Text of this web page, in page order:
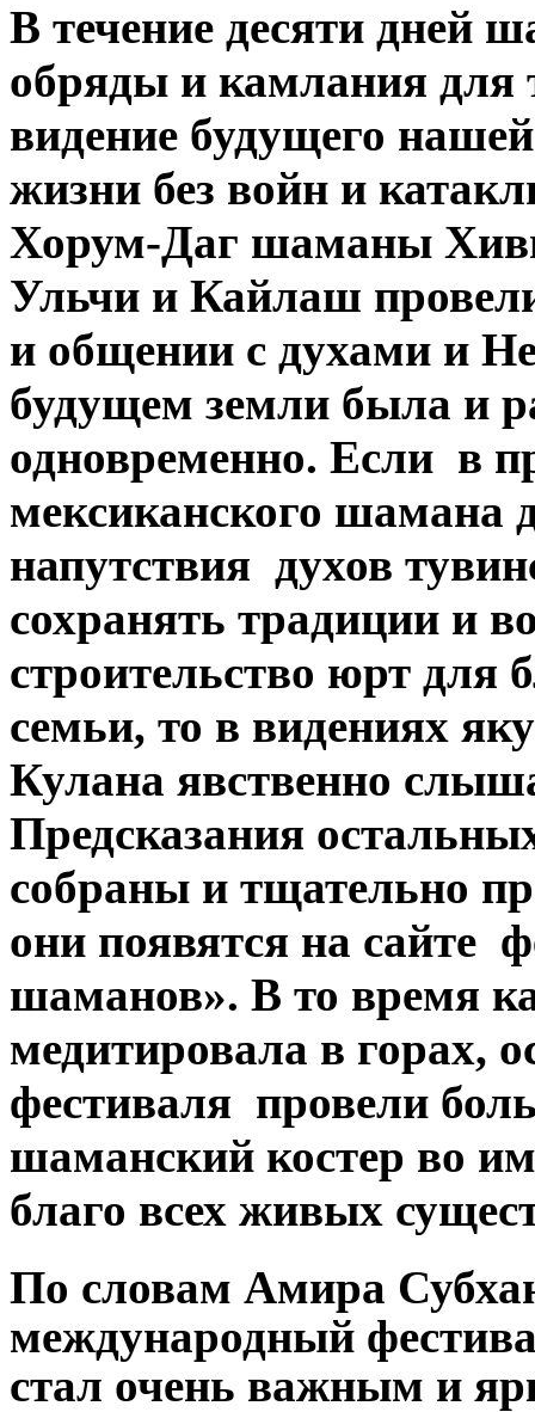
В течение десяти дней
обряды и камлания для
видение будущего
жизни без войн и
Хорум-Даг шаманы
Ульчи и Кайлаш
и общении с духами и
будущем земли была и
одновременно. Если в
мексиканского шамана
напутствия духов
сохранять традиции и
строительство юрт для
семьи, то в видениях
Кулана явственно
Предсказания
собраны и тщательно
они появятся на сайте
шаманов». В то время
медитировала в горах,
фестиваля провели
шаманский костер во
благо всех живых
По словам Амира
международный
стал очень важным и